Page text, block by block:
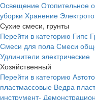
Освещение Отопительное
уборки Хранение
Сухие смеси, грунты
Перейти в категорию Гипс
Смеси для пола Смеси
Удлинители электрические
Хозяйственный
Перейти в категорию
пластмассовые Ведра
инструмент-